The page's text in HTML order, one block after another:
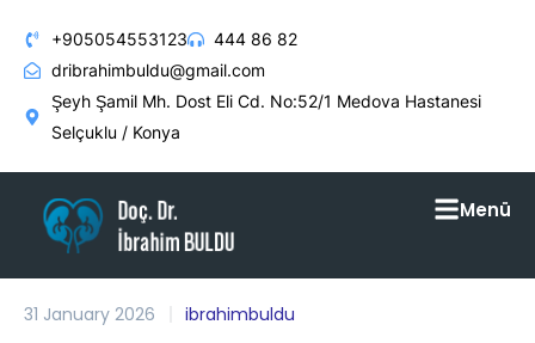
+905054553123
444 86 82
dribrahimbuldu@gmail.com
Şeyh Şamil Mh. Dost Eli Cd. No:52/1 Medova Hastanesi
Selçuklu / Konya
Menü
31 January 2026 ibrahimbuldu